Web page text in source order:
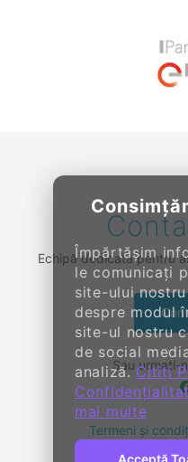
Împărtășim
le comunicați
site-ului
despre modul
site-ul nostru
de social
analiză.Citiți
mai multe
Acceptă
Echipă dedicată pentru
Sau urmați-
Termeni și